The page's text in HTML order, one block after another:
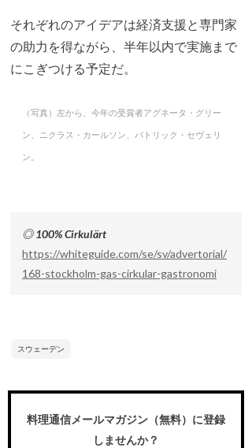
それぞれのアイデアは経済支援と専門家
の助力を得ながら、半年以内で実施まで
にこぎつける予定だ。
（写真）左から、今年の受賞者アグネータ・グリー
ン、ニクラス・カールソン、パトリック・セヴェリ
ン。
◎ 100% Cirkulärt
https://whiteguide.com/se/sv/advertorial/
168-stockholm-gas-cirkular-gastronomi
スウェーデン
料理通信メールマガジン（無料）に登録
しませんか？